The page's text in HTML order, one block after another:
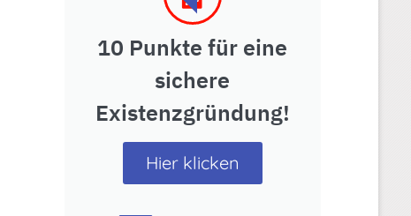
10 Punkte für eine
sichere
Existenzgründung!
Hier klicken